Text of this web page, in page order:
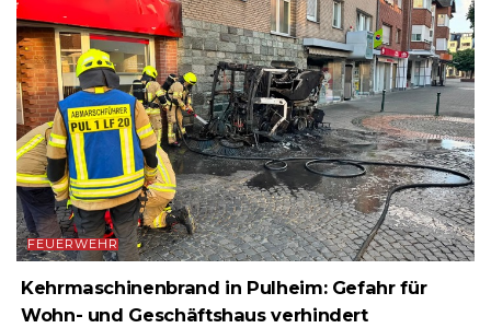
FEUERWEHR
Kehrmaschinenbrand in Pulheim: Gefahr für
Wohn- und Geschäftshaus verhindert